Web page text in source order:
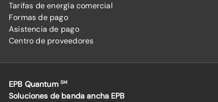
Tarifas de energía comercial
Formas de pago
Asistencia de pago
Centro de proveedores
EPB Quantum SM
Soluciones de banda ancha EPB